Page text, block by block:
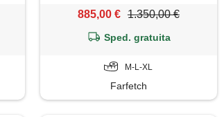
885,00 € 1.350,00 €
Sped. gratuita
M-L-XL
Farfetch